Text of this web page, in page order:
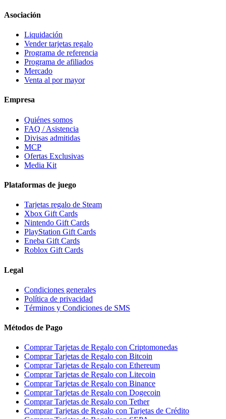
Asociación
Liquidación
Vender tarjetas regalo
Programa de referencia
Programa de afiliados
Mercado
Venta al por mayor
Empresa
Quiénes somos
FAQ / Asistencia
Divisas admitidas
MCP
Ofertas Exclusivas
Media Kit
Plataformas de juego
Tarjetas regalo de Steam
Xbox Gift Cards
Nintendo Gift Cards
PlayStation Gift Cards
Eneba Gift Cards
Roblox Gift Cards
Legal
Condiciones generales
Política de privacidad
Términos y Condiciones de SMS
Métodos de Pago
Comprar Tarjetas de Regalo con Criptomonedas
Comprar Tarjetas de Regalo con Bitcoin
Comprar Tarjetas de Regalo con Ethereum
Comprar Tarjetas de Regalo con Litecoin
Comprar Tarjetas de Regalo con Binance
Comprar Tarjetas de Regalo con Dogecoin
Comprar Tarjetas de Regalo con Tether
Comprar Tarjetas de Regalo con Tarjetas de Crédito